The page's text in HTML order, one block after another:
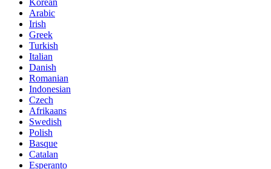
Arabic
Irish
Greek
Turkish
Italian
Danish
Romanian
Indonesian
Czech
Afrikaans
Swedish
Polish
Basque
Catalan
Esperanto